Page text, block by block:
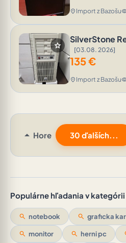
location_on Import z Bazošu
star
SilverStone
[03.08. 2026]
135€
location_on Import z Bazošu
arrow_drop_up Hore 30 ďalších...
Populárne hľadania v kategórii
search notebook search graficka
search monitor search herni pc